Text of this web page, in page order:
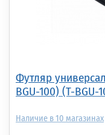
Футляр
BGU-100) (T-BGU-
10